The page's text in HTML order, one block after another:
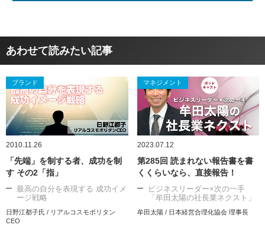
あわせて読みたい記事
ブランド
2010.11.26
「先端」を制する者、成功を制
す その2「指」
最高の自分を表現する 成功イメ
ージ戦略
日野江都子氏 / リアルコスモポリタン
CEO
マネジメント
2023.07.12
第285回 読まれない報告書を書
くくらいなら、直接報告！
ビジネスリーダー×次の一手
「牟田太陽の社長業ネクスト」
牟田太陽 / 日本経営合理化協会 理事長